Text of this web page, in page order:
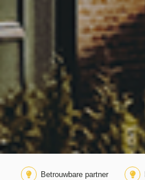
Betrouwbare partner